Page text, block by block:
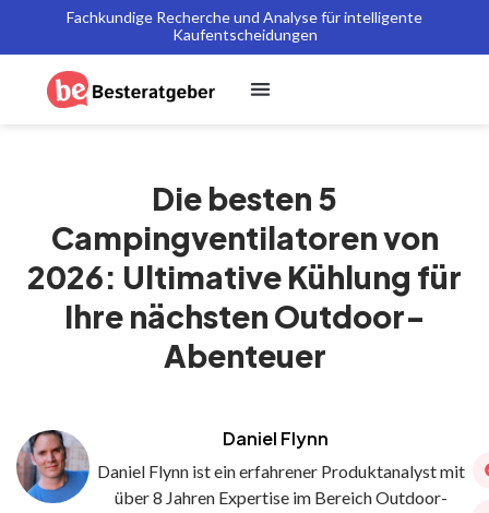
Fachkundige Recherche und Analyse für intelligente
Kaufentscheidungen
Die besten 5
Campingventilatoren von
2026: Ultimative Kühlung für
Ihre nächsten Outdoor-
Abenteuer
Daniel Flynn
Daniel Flynn ist ein erfahrener Produktanalyst mit
über 8 Jahren Expertise im Bereich Outdoor-